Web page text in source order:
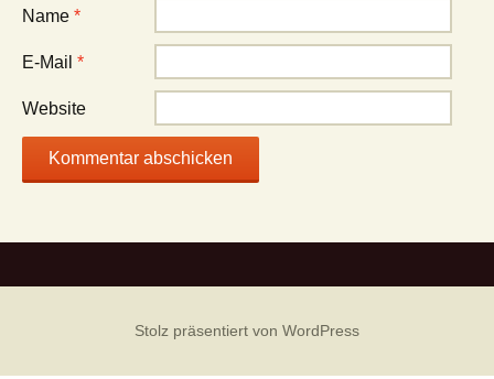
Name *
E-Mail *
Website
Stolz präsentiert von WordPress